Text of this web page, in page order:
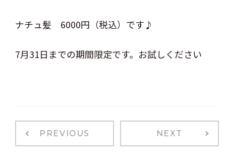
ナチュ髪 6000円（税込）です♪
7月31日までの期間限定です。お試しください
PREVIOUS NEXT